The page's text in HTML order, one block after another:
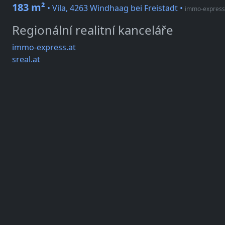
183 m² • Vila, 4263 Windhaag bei Freistadt • immo-
Regionální realitní kanceláře
immo-express.at
sreal.at